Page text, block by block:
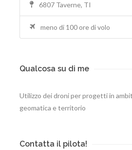
6807 Taverne, TI
meno di 100 ore di volo
Qualcosa su di me
Utilizzo dei droni per progetti in
geomatica e territorio
Contatta il pilota!